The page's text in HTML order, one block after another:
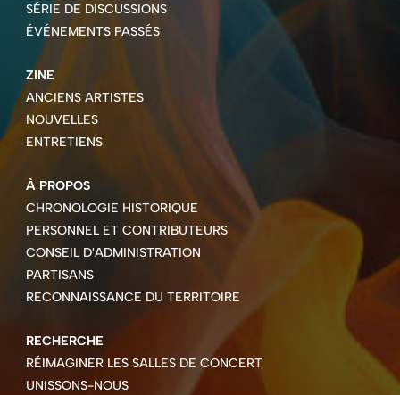
SÉRIE DE DISCUSSIONS
ÉVÉNEMENTS PASSÉS
ZINE
ANCIENS ARTISTES
NOUVELLES
ENTRETIENS
À PROPOS
CHRONOLOGIE HISTORIQUE
PERSONNEL ET CONTRIBUTEURS
CONSEIL D'ADMINISTRATION
PARTISANS
RECONNAISSANCE DU TERRITOIRE
RECHERCHE
RÉIMAGINER LES SALLES DE CONCERT
UNISSONS-NOUS